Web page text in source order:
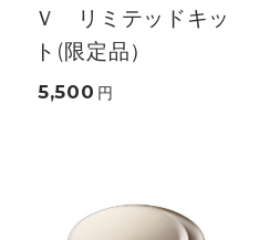
Ｖ リミテッドキッ
ト(限定品）
5,500 円